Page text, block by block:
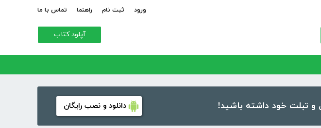
ورود ثبت نام راهنما تماس با ما
آپلود کتاب
دانلود و نصب رایگان